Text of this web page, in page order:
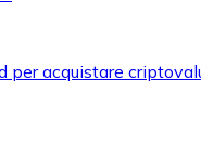
per acquistare